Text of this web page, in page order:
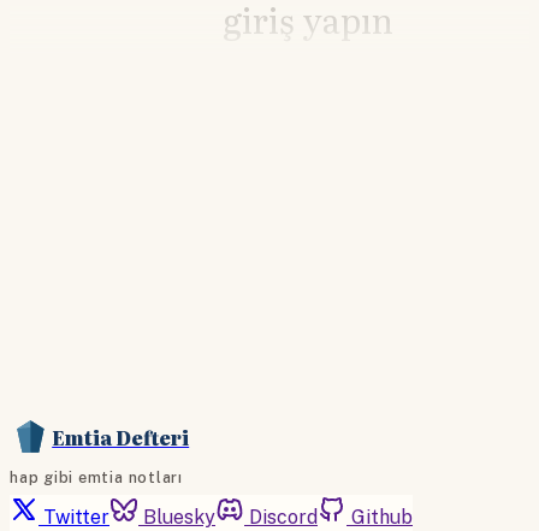
giriş yapın
Emtia Defteri
hap gibi emtia notları
Twitter Bluesky Discord
Github